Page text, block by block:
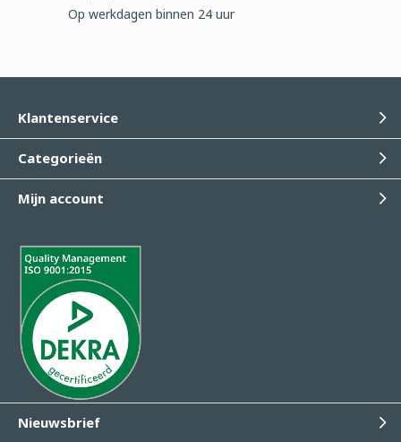
Op werkdagen binnen 24 uur
Klantenservice
Categorieën
Mijn account
Nieuwsbrief